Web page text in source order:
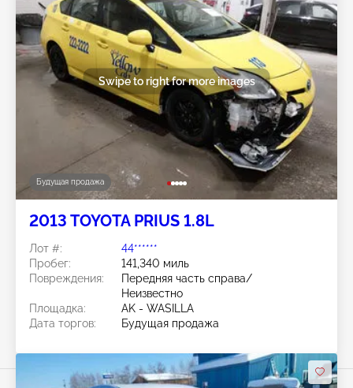
Будущая продажа
Swipe to right for more images
2013 TOYOTA PRIUS 1.8L
Лот #:
44******
Пробег:
141,340 миль
Повреждения:
Передняя часть справа/
Неизвестно
Площадка:
AK - WASILLA
Дата торгов:
Будущая продажа